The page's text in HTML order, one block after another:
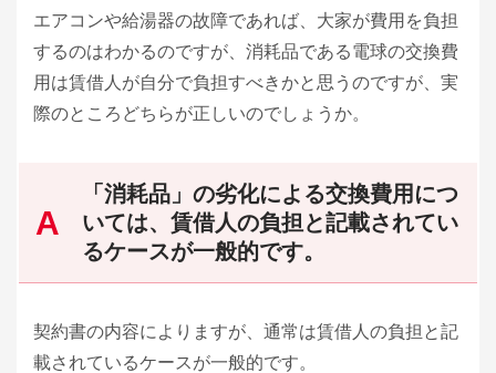
エアコンや給湯器の故障であれば、大家が費用を負担
するのはわかるのですが、消耗品である電球の交換費
用は賃借人が自分で負担すべきかと思うのですが、実
際のところどちらが正しいのでしょうか。
「消耗品」の劣化による交換費用につ
いては、賃借人の負担と記載されてい
るケースが一般的です。
契約書の内容によりますが、通常は賃借人の負担と記
載されているケースが一般的です。